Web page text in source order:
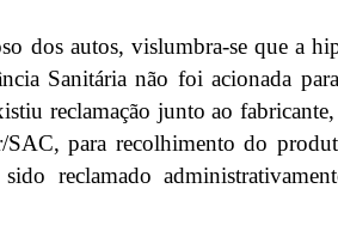
dos autos, vislumbra-se que a
Sanitária não foi acionada
reclamação junto ao fabricante,
para recolhimento do
reclamado